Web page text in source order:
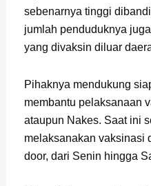
sebenarnya tinggi
jumlah penduduknya
yang divaksin diluar
Pihaknya mendukung
membantu pelaksanaan
ataupun Nakes. Saat ini
melaksanakan vaksinasi
door, dari Senin hingga